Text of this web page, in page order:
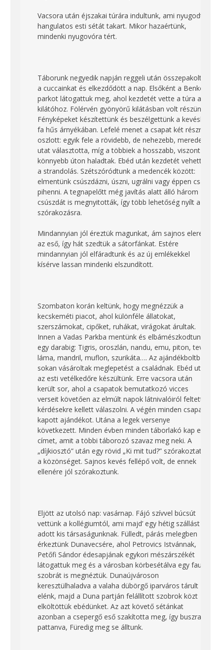
Vacsora után éjszakai túrára indultunk, ami nyugodt,
hangulatos esti sétát takart. Mikor hazaértünk,
mindenki nyugovóra tért.
Táborunk negyedik napján reggeli után összepakoltuk
a cuccainkat és elkezdődött a nap. Elsőként a Benkó-
parkot látogattuk meg, ahol kezdetét vette a túra a
kilátóhoz. Fölérvén gyönyörű kilátásban volt részünk.
Fényképeket készítettünk és beszélgettünk a kevéske
fa hűs árnyékában. Lefelé menet a csapat két részre
oszlott: egyik fele a rövidebb, de nehezebb, meredek
utat választotta, míg a többiek a hosszabb, viszont
könnyebb úton haladtak. Ebéd után kezdetét vehette
a strandolás. Szétszóródtunk a medencék között:
elmentünk csúszdázni, úszni, ugrálni vagy éppen csak
pihenni. A tegnapelőtt még javítás alatt álló három
csúszdát is megnyitották, így több lehetőség nyílt a
szórakozásra.
Mindannyian jól éreztük magunkat, ám sajnos eleredt
az eső, így hát szedtük a sátorfánkat. Estére
mindannyian jól elfáradtunk és az új emlékekkel
kísérve lassan mindenki elszundított.
Szombaton korán keltünk, hogy megnézzük a
kecskeméti piacot, ahol különféle állatokat,
szerszámokat, cipőket, ruhákat, virágokat árultak.
Innen a Vadas Parkba mentünk és elbámészkodtunk
egy darabig: Tigris, oroszlán, nandu, emu, piton, teve,
láma, mandril, muflon, szurikáta…. Az ajándékboltban
sokan vásároltak meglepetést a családnak. Ebéd után
az esti vetélkedőre készültünk. Erre vacsora után
került sor, ahol a csapatok bemutatkozó vicces
verseit követően az elmúlt napok látnivalóiról feltett
kérdésekre kellett válaszolni. A végén minden csapat
kapott ajándékot. Utána a legek versenye
következett. Minden évben minden táborlakó kap egy
címet, amit a többi táborozó szavaz meg neki. A
„díjkiosztó” után egy rövid „Ki mit tud?” szórakoztatta
a közönséget. Sajnos kevés fellépő volt, de ennek
ellenére jól szórakoztunk.
Eljött az utolsó nap: vasárnap. Fájó szívvel búcsút
vettünk a kollégiumtól, ami majd’ egy hétig szállást
adott kis társaságunknak. Fülledt, párás melegben
érkeztünk Dunavecsére, ahol Petrovics Istvánnak,
Petőfi Sándor édesapjának egykori mészárszékét
látogattuk meg és a városban körbesétálva egy faun
szobrát is megnéztük. Dunaújvároson
keresztülhaladva a valaha dübörgő iparváros tárult
elénk, majd a Duna partján felállított szobrok közt
elköltöttük ebédünket. Az azt követő sétánkat
azonban a csepergő eső szakította meg, így buszra
pattanva, Füredig meg se álltunk.